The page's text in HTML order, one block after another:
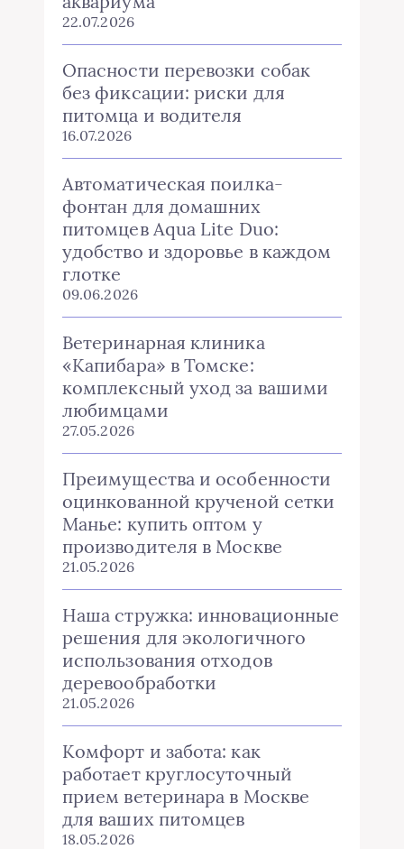
22.07.2026
Опасности перевозки собак
без фиксации: риски для
питомца и водителя
16.07.2026
Автоматическая поилка-
фонтан для домашних
питомцев Aqua Lite Duo:
удобство и здоровье в каждом
глотке
09.06.2026
Ветеринарная клиника
«Капибара» в Томске:
комплексный уход за вашими
любимцами
27.05.2026
Преимущества и особенности
оцинкованной крученой сетки
Манье: купить оптом у
производителя в Москве
21.05.2026
Наша стружка: инновационные
решения для экологичного
использования отходов
деревообработки
21.05.2026
Комфорт и забота: как
работает круглосуточный
прием ветеринара в Москве
для ваших питомцев
18.05.2026